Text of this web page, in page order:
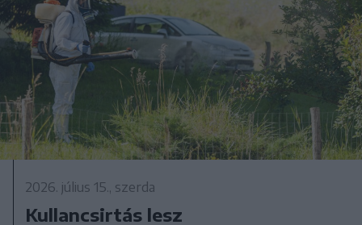
2026. július 15., szerda
Kullancsirtás lesz